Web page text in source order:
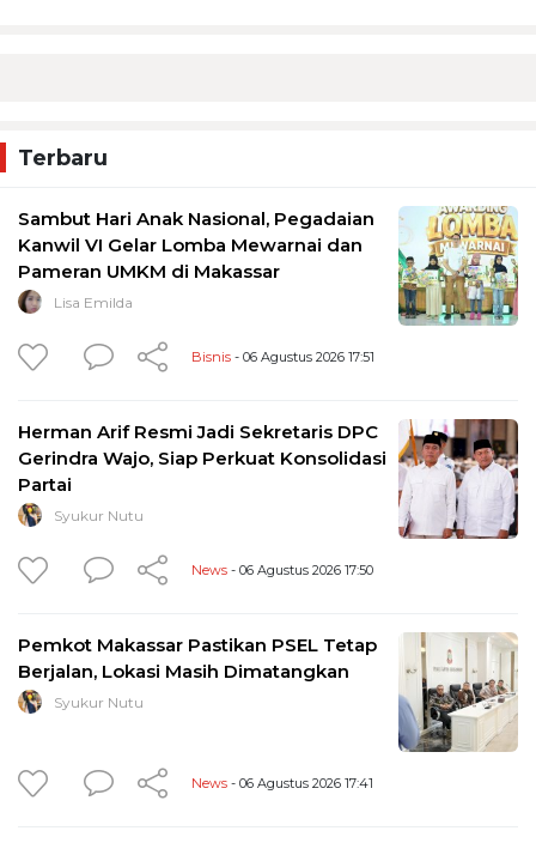
Terbaru
Sambut Hari Anak Nasional, Pegadaian
Kanwil VI Gelar Lomba Mewarnai dan
Pameran UMKM di Makassar
Lisa Emilda
Bisnis - 06 Agustus 2026 17:51
Herman Arif Resmi Jadi Sekretaris DPC
Gerindra Wajo, Siap Perkuat Konsolidasi
Partai
Syukur Nutu
News - 06 Agustus 2026 17:50
Pemkot Makassar Pastikan PSEL Tetap
Berjalan, Lokasi Masih Dimatangkan
Syukur Nutu
News - 06 Agustus 2026 17:41